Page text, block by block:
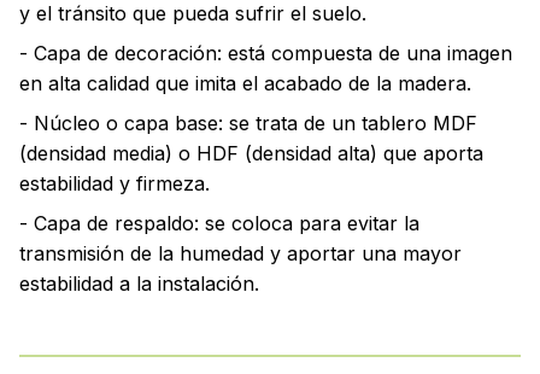
y el tránsito que pueda sufrir el suelo.
- Capa de decoración: está compuesta de una imagen
en alta calidad que imita el acabado de la madera.
- Núcleo o capa base: se trata de un tablero MDF
(densidad media) o HDF (densidad alta) que aporta
estabilidad y firmeza.
- Capa de respaldo: se coloca para evitar la
transmisión de la humedad y aportar una mayor
estabilidad a la instalación.